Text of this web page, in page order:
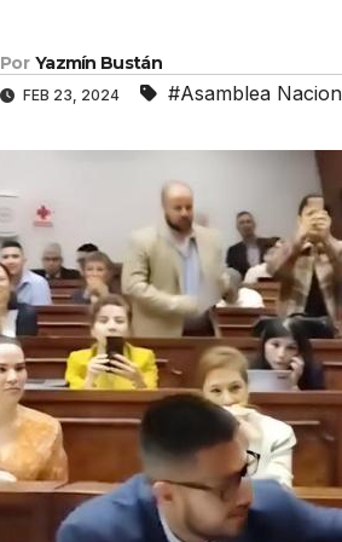
Por Yazmín Bustán
FEB 23, 2024 #Asamblea